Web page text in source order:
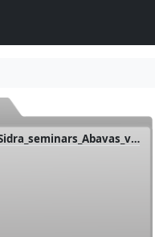
200122_Sidra_seminars_Abavas_vina_daritava